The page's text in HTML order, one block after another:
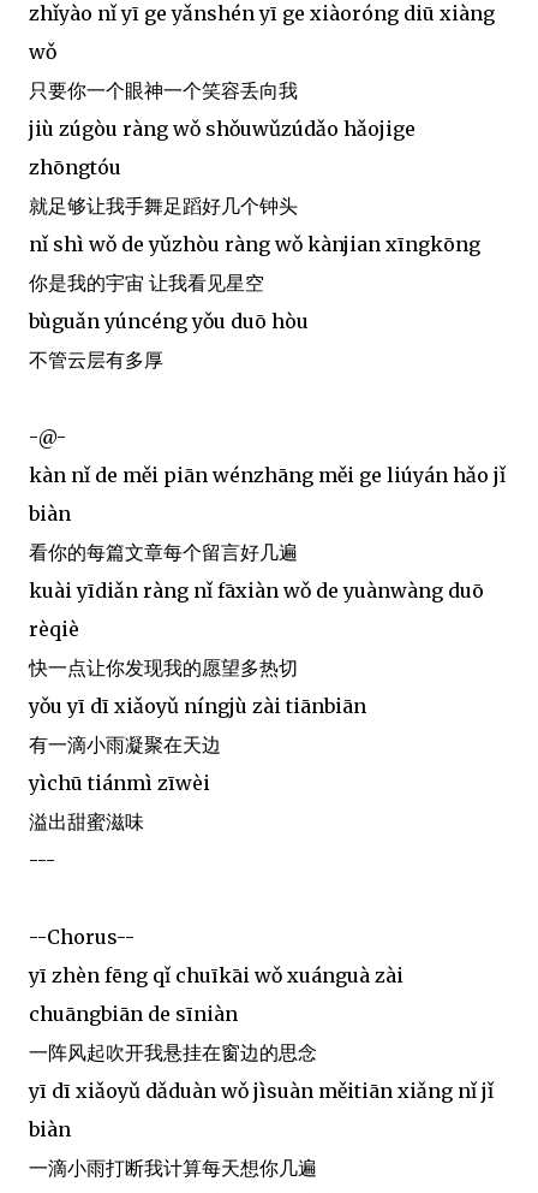
zhǐyào nǐ yī ge yǎnshén yī ge xiàoróng diū xiàng
wǒ
只要你一个眼神一个笑容丢向我
jiù zúgòu ràng wǒ shǒuwǔzúdǎo hǎojige
zhōngtóu
就足够让我手舞足蹈好几个钟头
nǐ shì wǒ de yǔzhòu ràng wǒ kànjian xīngkōng
你是我的宇宙 让我看见星空
bùguǎn yúncéng yǒu duō hòu
不管云层有多厚
-@-
kàn nǐ de měi piān wénzhāng měi ge liúyán hǎo jǐ
biàn
看你的每篇文章每个留言好几遍
kuài yīdiǎn ràng nǐ fāxiàn wǒ de yuànwàng duō
rèqiè
快一点让你发现我的愿望多热切
yǒu yī dī xiǎoyǔ níngjù zài tiānbiān
有一滴小雨凝聚在天边
yìchū tiánmì zīwèi
溢出甜蜜滋味
---
--Chorus--
yī zhèn fēng qǐ chuīkāi wǒ xuánguà zài
chuāngbiān de sīniàn
一阵风起吹开我悬挂在窗边的思念
yī dī xiǎoyǔ dǎduàn wǒ jìsuàn měitiān xiǎng nǐ jǐ
biàn
一滴小雨打断我计算每天想你几遍